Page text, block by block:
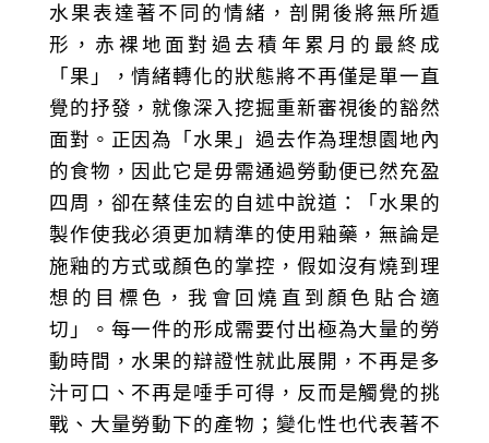
水果表達著不同的情緒，剖開後將無所遁
形，赤裸地面對過去積年累月的最終成
「果」，情緒轉化的狀態將不再僅是單一直
覺的抒發，就像深入挖掘重新審視後的豁然
面對。正因為「水果」過去作為理想園地內
的食物，因此它是毋需通過勞動便已然充盈
四周，卻在蔡佳宏的自述中說道：「水果的
製作使我必須更加精準的使用釉藥，無論是
施釉的方式或顏色的掌控，假如沒有燒到理
想的目標色，我會回燒直到顏色貼合適
切」。每一件的形成需要付出極為大量的勞
動時間，水果的辯證性就此展開，不再是多
汁可口、不再是唾手可得，反而是觸覺的挑
戰、大量勞動下的產物；變化性也代表著不